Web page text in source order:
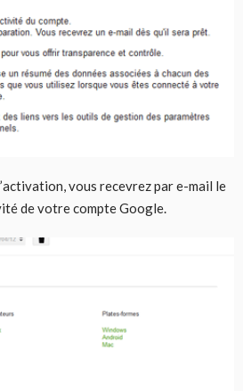
vous recevrez par e-mail le
de votre compte Google.